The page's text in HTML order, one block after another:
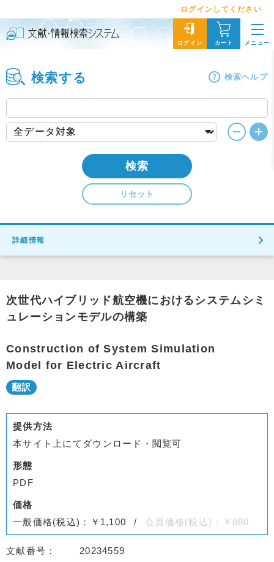
ログインしてください
ログイン カート メニュー
検索する 検索ヘルプ
検索
リセット
詳細情報
次世代ハイブリッド航空機におけるシステムシミ
ュレーションモデルの構築
Construction of System Simulation
Model for Electric Aircraft
提供方法
本サイト上にてダウンロード・閲覧可
形態
PDF
価格
一般価格(税込)：￥1,100
会員価格(税込)：￥880
文献番号
20234559